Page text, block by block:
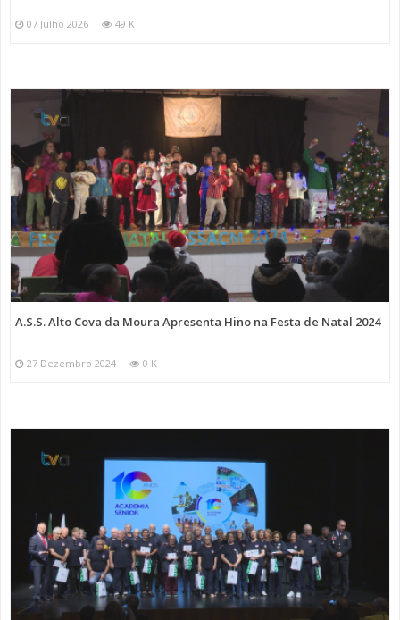
07 Julho 2026 49 K
A.S.S. Alto Cova da Moura Apresenta Hino na Festa de Natal 2024
27 Dezembro 2024 0 K